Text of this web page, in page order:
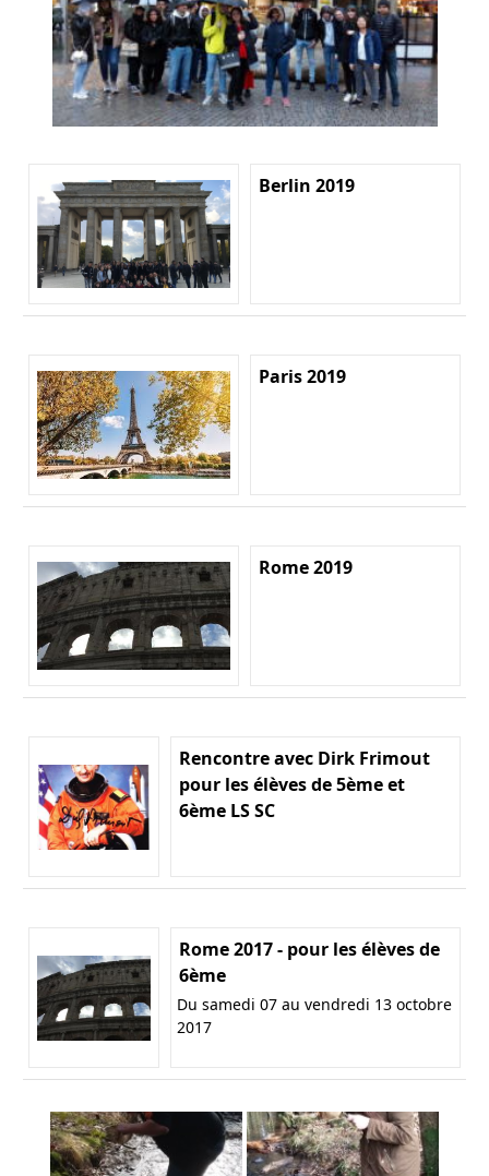
Berlin 2019
Paris 2019
Rome 2019
Rencontre avec Dirk Frimout
pour les élèves de 5ème et
6ème LS SC
Rome 2017 - pour les élèves de
6ème
Du samedi 07 au vendredi 13 octobre
2017